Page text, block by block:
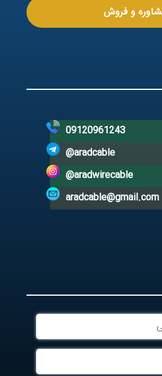
و فروش
09120961243
@aradcable
@aradwirecable
aradcable@gmail.com